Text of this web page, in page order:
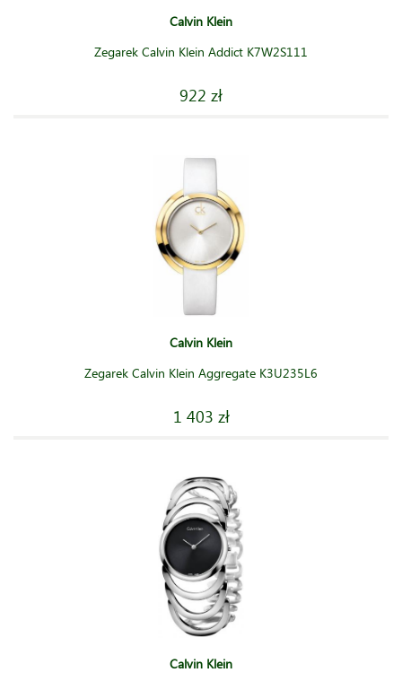
Calvin Klein
Zegarek Calvin Klein Addict K7W2S111
922 zł
Calvin Klein
Zegarek Calvin Klein Aggregate K3U235L6
1 403 zł
Calvin Klein